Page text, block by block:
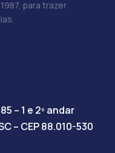
para trazer
– 1 e 2º andar
– CEP 88.010-530